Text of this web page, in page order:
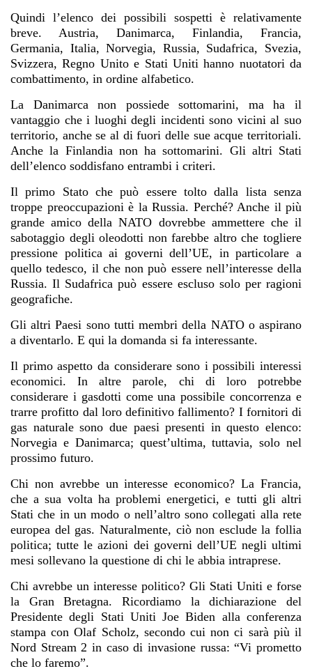
Quindi l’elenco dei possibili sospetti è relativamente
breve. Austria, Danimarca, Finlandia, Francia,
Germania, Italia, Norvegia, Russia, Sudafrica, Svezia,
Svizzera, Regno Unito e Stati Uniti hanno nuotatori da
combattimento, in ordine alfabetico.
La Danimarca non possiede sottomarini, ma ha il
vantaggio che i luoghi degli incidenti sono vicini al suo
territorio, anche se al di fuori delle sue acque territoriali.
Anche la Finlandia non ha sottomarini. Gli altri Stati
dell’elenco soddisfano entrambi i criteri.
Il primo Stato che può essere tolto dalla lista senza
troppe preoccupazioni è la Russia. Perché? Anche il più
grande amico della NATO dovrebbe ammettere che il
sabotaggio degli oleodotti non farebbe altro che togliere
pressione politica ai governi dell’UE, in particolare a
quello tedesco, il che non può essere nell’interesse della
Russia. Il Sudafrica può essere escluso solo per ragioni
geografiche.
Gli altri Paesi sono tutti membri della NATO o aspirano
a diventarlo. E qui la domanda si fa interessante.
Il primo aspetto da considerare sono i possibili interessi
economici. In altre parole, chi di loro potrebbe
considerare i gasdotti come una possibile concorrenza e
trarre profitto dal loro definitivo fallimento? I fornitori di
gas naturale sono due paesi presenti in questo elenco:
Norvegia e Danimarca; quest’ultima, tuttavia, solo nel
prossimo futuro.
Chi non avrebbe un interesse economico? La Francia,
che a sua volta ha problemi energetici, e tutti gli altri
Stati che in un modo o nell’altro sono collegati alla rete
europea del gas. Naturalmente, ciò non esclude la follia
politica; tutte le azioni dei governi dell’UE negli ultimi
mesi sollevano la questione di chi le abbia intraprese.
Chi avrebbe un interesse politico? Gli Stati Uniti e forse
la Gran Bretagna. Ricordiamo la dichiarazione del
Presidente degli Stati Uniti Joe Biden alla conferenza
stampa con Olaf Scholz, secondo cui non ci sarà più il
Nord Stream 2 in caso di invasione russa: “Vi prometto
che lo faremo”.